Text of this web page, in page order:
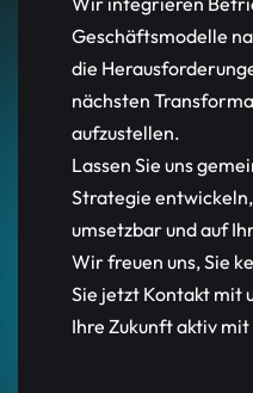
Geschäftsmodelle
die
nächsten
aufzustellen.
Lassen Sie uns
Strategie
umsetzbar und auf
Wir freuen uns, Sie
Sie jetzt Kontakt mit
Ihre Zukunft aktiv mit